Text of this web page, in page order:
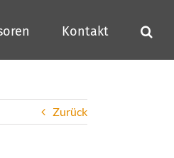
Kontakt
Zurück